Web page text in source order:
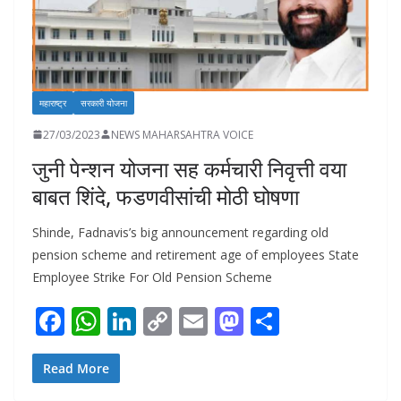
महाराष्ट्र सरकारी योजना
27/03/2023 NEWS MAHARSAHTRA VOICE
जुनी पेन्शन योजना सह कर्मचारी निवृत्ती वया
बाबत शिंदे, फडणवीसांची मोठी घोषणा
Shinde, Fadnavis’s big announcement regarding old
pension scheme and retirement age of employees State
Employee Strike For Old Pension Scheme
F
ac
e
W
h
at
Li C E M
Read More